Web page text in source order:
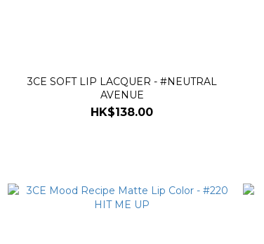
3CE SOFT LIP LACQUER - #NEUTRAL
AVENUE
HK$138.00